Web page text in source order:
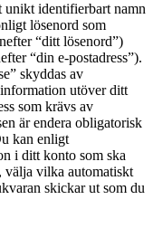
identifierbart namn
lösenord som
“ditt lösenord”)
“din e-postadress”).
skyddas av
utöver ditt
som krävs av
är endera obligatorisk
kan enligt
i ditt konto som ska
välja vilka automatiskt
skickar ut som du